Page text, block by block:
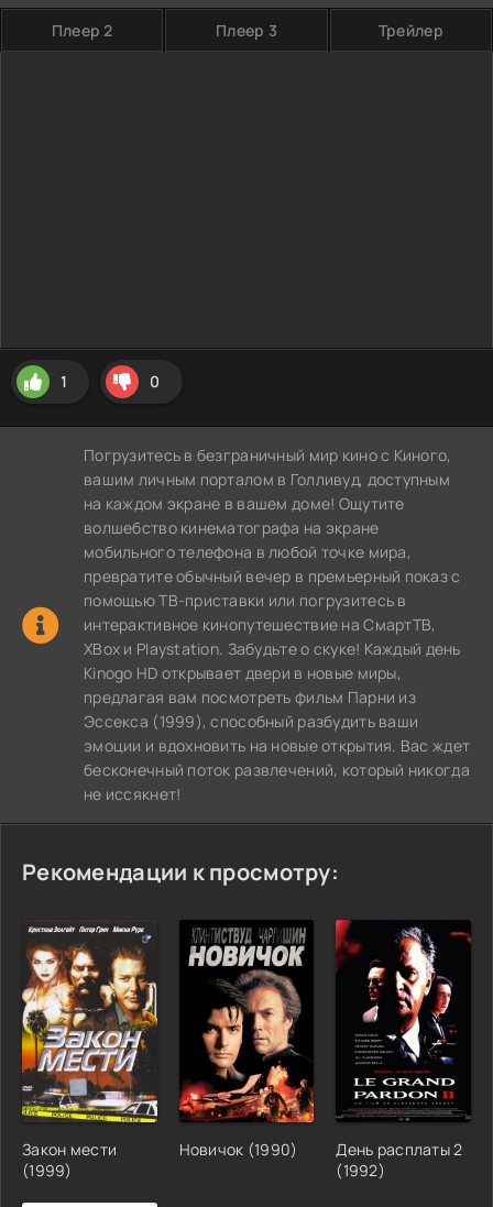
Плеер 2 Плеер 3 Трейлер
1 0
Погрузитесь в безграничный мир кино с Киного,
вашим личным порталом в Голливуд, доступным
на каждом экране в вашем доме! Ощутите
волшебство кинематографа на экране
мобильного телефона в любой точке мира,
превратите обычный вечер в премьерный показ с
помощью ТВ-приставки или погрузитесь в
интерактивное кинопутешествие на СмартТВ,
XBox и Playstation. Забудьте о скуке! Каждый день
Kinogo HD открывает двери в новые миры,
предлагая вам посмотреть фильм Парни из
Эссекса (1999), способный разбудить ваши
эмоции и вдохновить на новые открытия. Вас ждет
бесконечный поток развлечений, который никогда
не иссякнет!
Рекомендации к просмотру:
Закон мести
(1999)
Новичок (1990)
День расплаты 2
(1992)